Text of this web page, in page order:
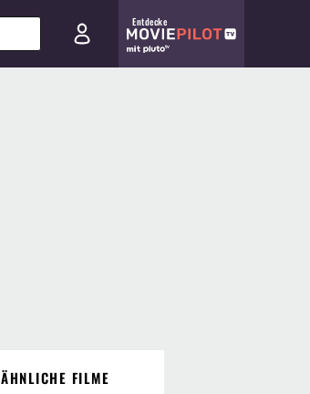
Entdecke
ÄHNLICHE FILME